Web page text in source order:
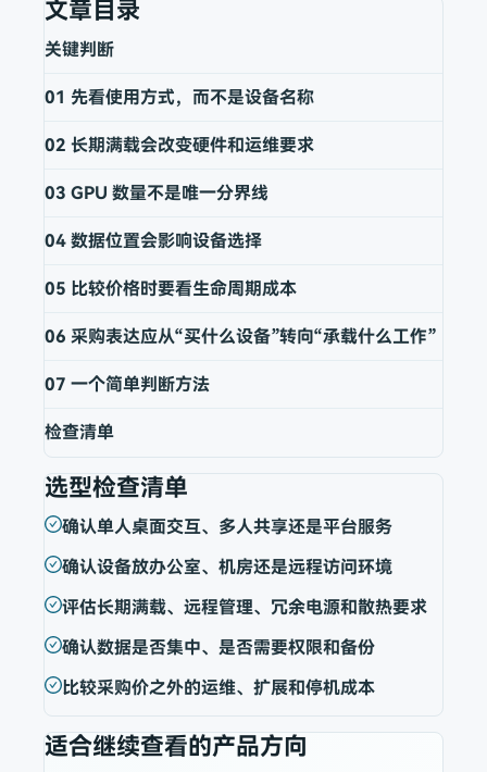
文章目录
关键判断
01 先看使用方式，而不是设备名称
02 长期满载会改变硬件和运维要求
03 GPU 数量不是唯一分界线
04 数据位置会影响设备选择
05 比较价格时要看生命周期成本
06 采购表达应从“买什么设备”转向“承载什么工作”
07 一个简单判断方法
检查清单
选型检查清单
确认单人桌面交互、多人共享还是平台服务
确认设备放办公室、机房还是远程访问环境
评估长期满载、远程管理、冗余电源和散热要求
确认数据是否集中、是否需要权限和备份
比较采购价之外的运维、扩展和停机成本
适合继续查看的产品方向